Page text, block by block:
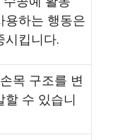
용하는 행동은
시킵니다.
목 구조를 변
할 수 있습니